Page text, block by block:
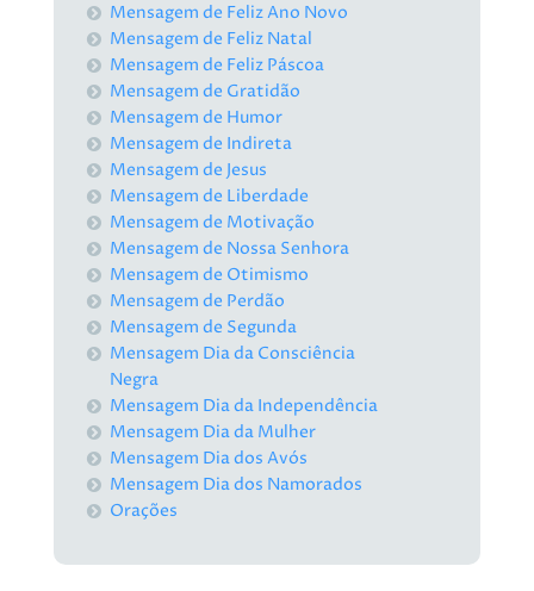
Mensagem de Feliz Ano Novo
Mensagem de Feliz Natal
Mensagem de Feliz Páscoa
Mensagem de Gratidão
Mensagem de Humor
Mensagem de Indireta
Mensagem de Jesus
Mensagem de Liberdade
Mensagem de Motivação
Mensagem de Nossa Senhora
Mensagem de Otimismo
Mensagem de Perdão
Mensagem de Segunda
Mensagem Dia da Consciência
Negra
Mensagem Dia da Independência
Mensagem Dia da Mulher
Mensagem Dia dos Avós
Mensagem Dia dos Namorados
Orações